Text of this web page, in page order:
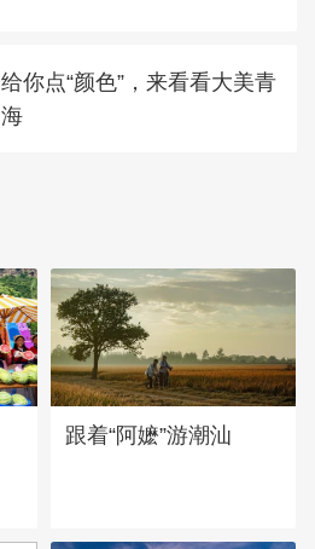
给你点“颜色”，来看看大美青
海
跟着“阿嬷”游潮汕